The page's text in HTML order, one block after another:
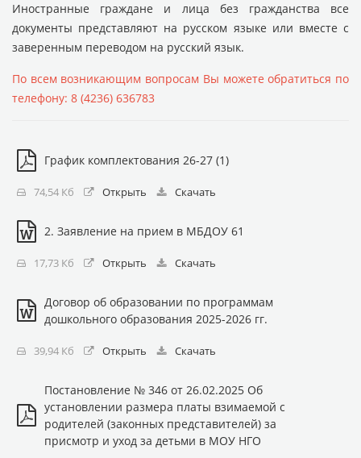
Иностранные граждане и лица без гражданства все
документы представляют на русском языке или вместе с
заверенным переводом на русский язык.
По всем возникающим вопросам Вы можете обратиться по
телефону: 8 (4236) 636783
График комплектования 26-27 (1)
74,54 Кб Открыть Скачать
2. Заявление на прием в МБДОУ 61
17,73 Кб Открыть Скачать
Договор об образовании по программам
дошкольного образования 2025-2026 гг.
39,94 Кб Открыть Скачать
Постановление № 346 от 26.02.2025 Об
установлении размера платы взимаемой с
родителей (законных представителей) за
присмотр и уход за детьми в МОУ НГО